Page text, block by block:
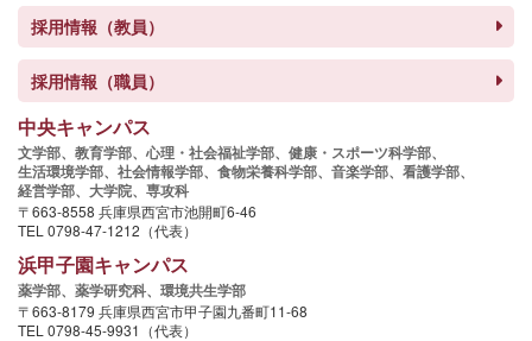
採用情報（教員）
採用情報（職員）
中央キャンパス
文学部、 教育学部、 心理・社会福祉学部、 健康・スポーツ科学部、
生活環境学部、 社会情報学部、 食物栄養科学部、 音楽学部、 看護学部、
経営学部、 大学院、 専攻科
〒663-8558 兵庫県西宮市池開町6-46
TEL 0798-47-1212（代表）
浜甲子園キャンパス
薬学部、 薬学研究科、 環境共生学部
〒663-8179 兵庫県西宮市甲子園九番町11-68
TEL 0798-45-9931（代表）